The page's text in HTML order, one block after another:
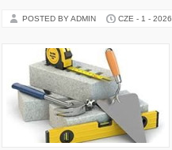
POSTED BY ADMIN CZE - 1 - 2026